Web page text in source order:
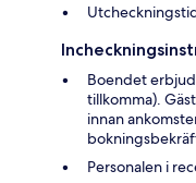
Boendet
tillkomma).
innan
Personalen i